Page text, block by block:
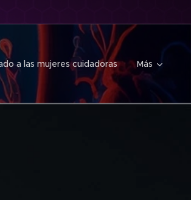
a las mujeres cuidadoras Más